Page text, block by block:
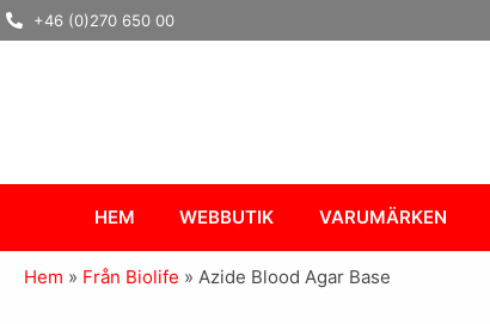
Hoppa
till
+46 (0)270 650 00
HEM WEBBUTIK VARUMÄRKEN
Hem » Från Biolife » Azide Blood Agar Base